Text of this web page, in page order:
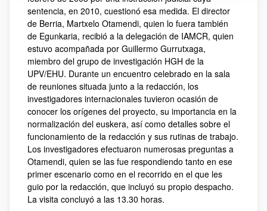
sentencia, en 2010, cuestionó esa medida. El director
de Berria, Martxelo Otamendi, quien lo fuera también
de Egunkaria, recibió a la delegación de IAMCR, quien
estuvo acompañada por Guillermo Gurrutxaga,
miembro del grupo de investigación HGH de la
UPV/EHU. Durante un encuentro celebrado en la sala
de reuniones situada junto a la redacción, los
investigadores internacionales tuvieron ocasión de
conocer los orígenes del proyecto, su importancia en la
normalización del euskera, así como detalles sobre el
funcionamiento de la redacción y sus rutinas de trabajo.
Los investigadores efectuaron numerosas preguntas a
Otamendi, quien se las fue respondiendo tanto en ese
primer escenario como en el recorrido en el que les
guio por la redacción, que incluyó su propio despacho.
La visita concluyó a las 13.30 horas.